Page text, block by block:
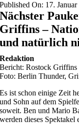
Published On: 17. Januar
Nächster
Griffins –
und natürlich
Redaktion
Bericht: Rostock Griffins
Foto: Berlin Thunder,
Es ist schon einige Zeit
und Sohn auf dem
soweit. Ben und Mario
werden dieses Spektakel